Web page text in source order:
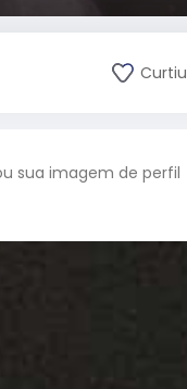
Curtiu
sua imagem de perfil